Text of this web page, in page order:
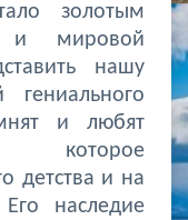
золотым
и мировой
нашу
и любят
которое
детства и на
наследие